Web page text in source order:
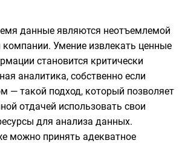
данные являются неотъемлемой
Умение извлекать ценные
становится критически
аналитика, собственно если
— такой подход, который позволяет
отдачей использовать свои
для анализа данных.
можно принять адекватное